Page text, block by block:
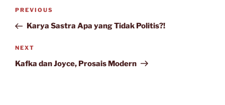
Post
Previous
Post
PREVIOUS
Karya Sastra Apa yang Tidak Politis?!
Next
Post
NEXT
Kafka dan Joyce, Prosais Modern